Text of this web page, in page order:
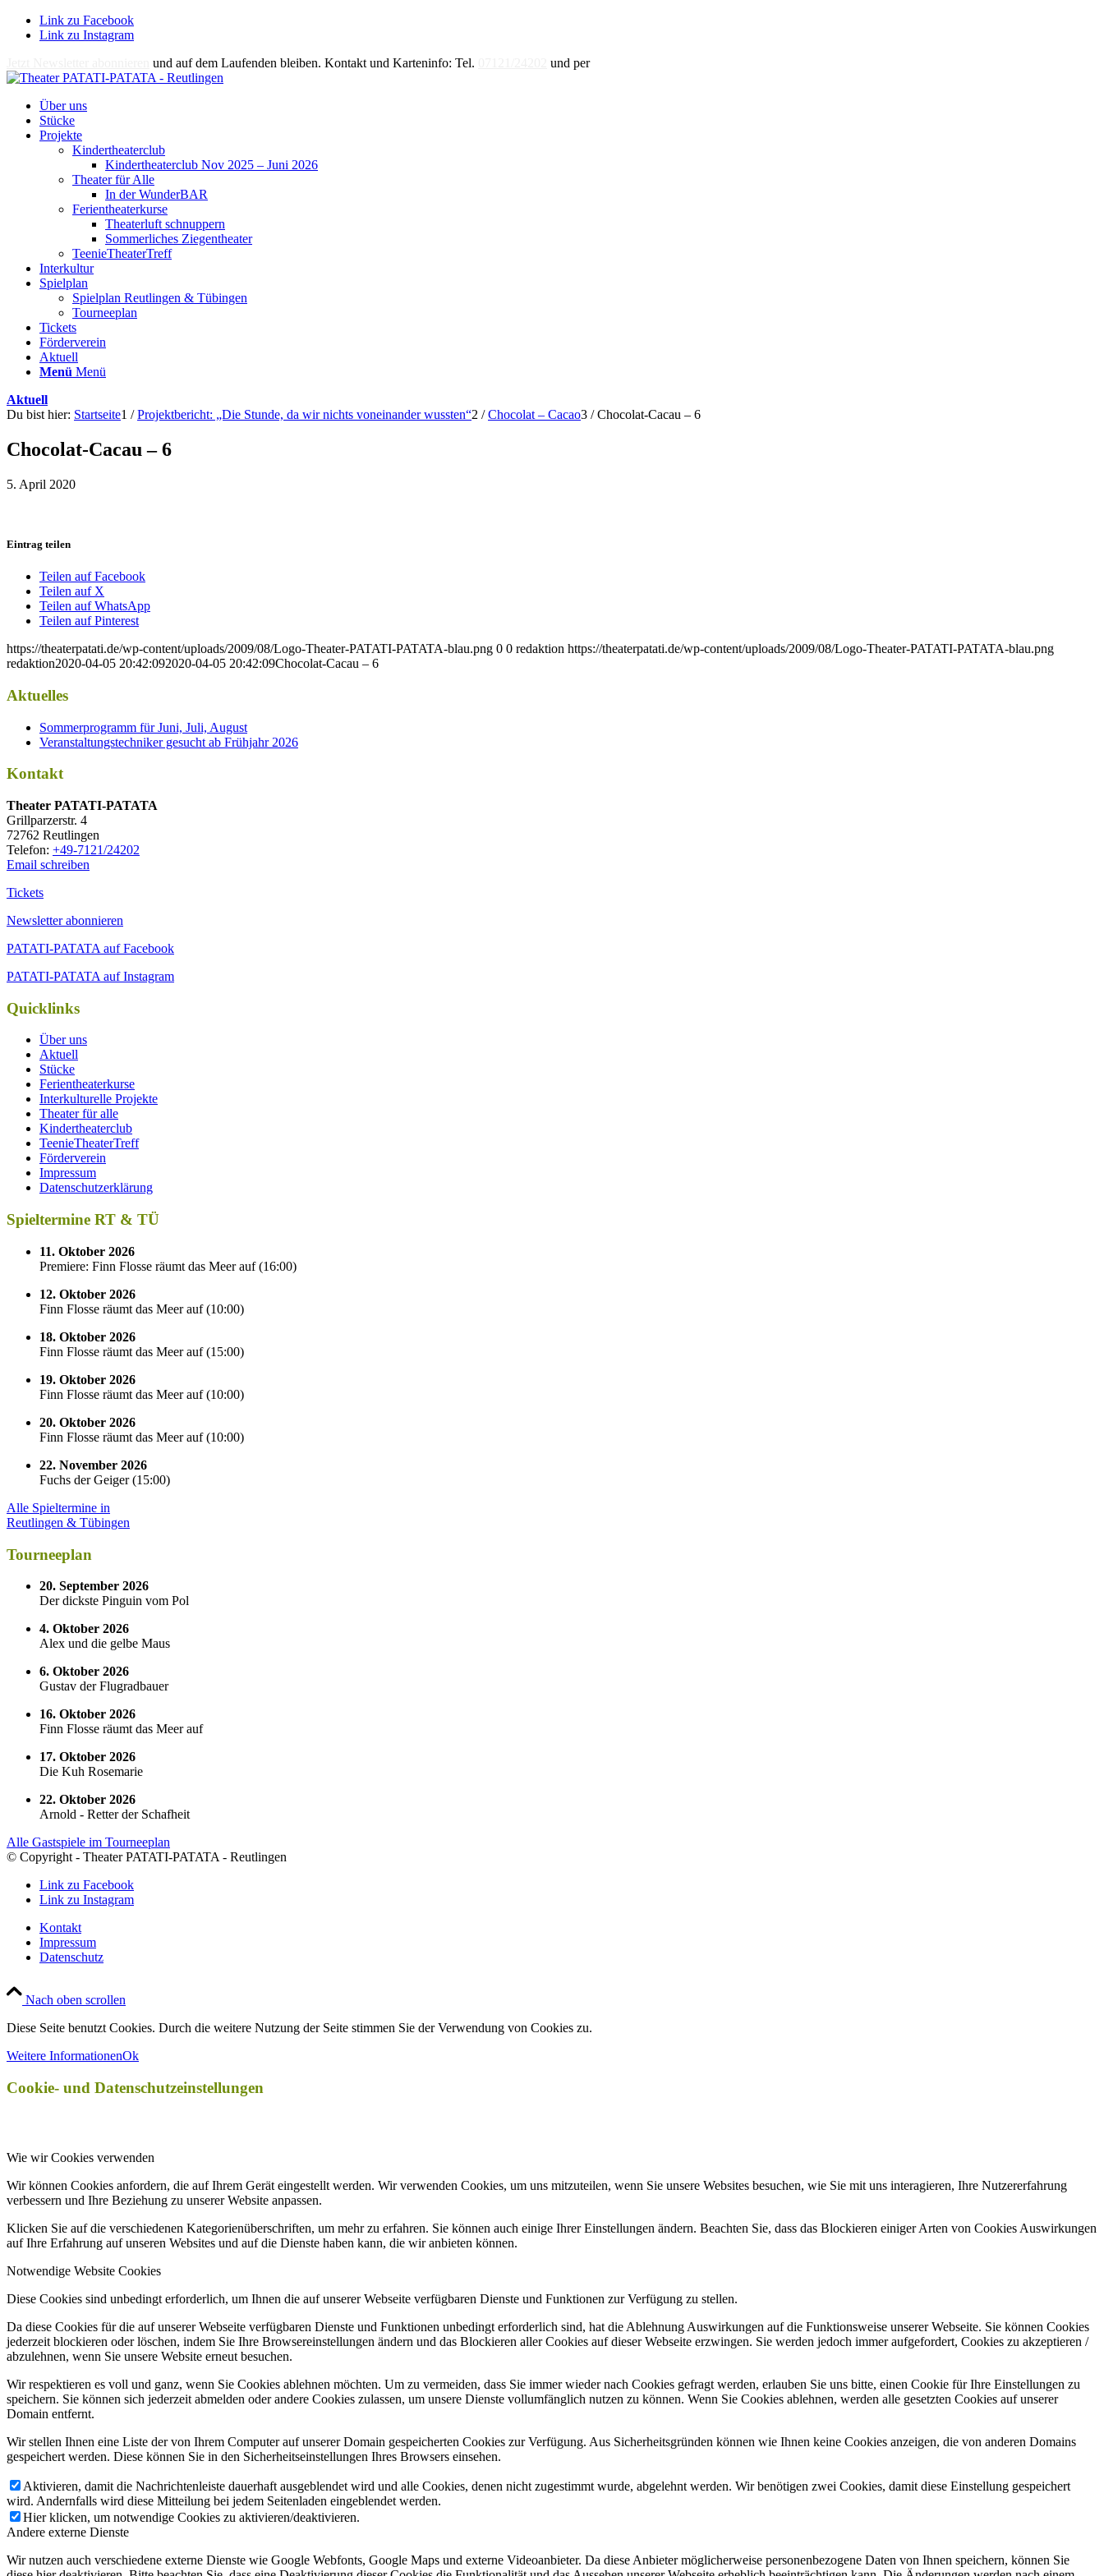
Link zu Facebook
Link zu Instagram
und auf dem Laufenden bleiben. Kontakt und Karteninfo: Tel. und per
Über uns
Stücke
Projekte
Kindertheaterclub
Kindertheaterclub Nov 2025 – Juni 2026
Theater für Alle
In der WunderBAR
Ferientheaterkurse
Theaterluft schnuppern
Sommerliches Ziegentheater
TeenieTheaterTreff
Interkultur
Spielplan
Spielplan Reutlingen & Tübingen
Tourneeplan
Tickets
Förderverein
Aktuell
Menü Menü
Aktuell
Du bist hier: Startseite1 / Projektbericht: „Die Stunde, da wir nichts voneinander wussten“2 / Chocolat – Cacao3 / Chocolat-Cacau – 6
Chocolat-Cacau – 6
5. April 2020
Eintrag teilen
Teilen auf Facebook
Teilen auf X
Teilen auf WhatsApp
Teilen auf Pinterest
https://theaterpatati.de/wp-content/uploads/2009/08/Logo-Theater-PATATI-PATATA-blau.png 0 0 redaktion https://theaterpatati.de/wp-content/uploads/2009/08/Logo-Theater-PATATI-PATATA-blau.png
redaktion2020-04-05 20:42:092020-04-05 20:42:09Chocolat-Cacau – 6
Aktuelles
Sommerprogramm für Juni, Juli, August
Veranstaltungstechniker gesucht ab Frühjahr 2026
Kontakt
Thea­ter PATATI-PATATA
Grill­par­zer­str. 4
72762 Reutlingen
Tele­fon: +49-7121/24202
Email schreiben
Tickets
Newsletter abonnieren
PATATI-PATATA auf Facebook
PATATI-PATATA auf Instagram
Quicklinks
Über uns
Aktuell
Stücke
Ferientheaterkurse
Interkulturelle Projekte
Theater für alle
Kindertheaterclub
TeenieTheaterTreff
Förderverein
Impressum
Datenschutzerklärung
Spieltermine RT & TÜ
11. Oktober 2026
Premiere: Finn Flosse räumt das Meer auf(16:00)
12. Oktober 2026
Finn Flosse räumt das Meer auf(10:00)
18. Oktober 2026
Finn Flosse räumt das Meer auf(15:00)
19. Oktober 2026
Finn Flosse räumt das Meer auf(10:00)
20. Oktober 2026
Finn Flosse räumt das Meer auf(10:00)
22. November 2026
Fuchs der Geiger(15:00)
Alle Spieltermine in
Reutlingen & Tübingen
Tourneeplan
20. September 2026
Der dickste Pinguin vom Pol
4. Oktober 2026
Alex und die gelbe Maus
6. Oktober 2026
Gustav der Flugradbauer
16. Oktober 2026
Finn Flosse räumt das Meer auf
17. Oktober 2026
Die Kuh Rosemarie
22. Oktober 2026
Arnold - Retter der Schafheit
Alle Gastspiele im Tourneeplan
© Copyright - Theater PATATI-PATATA - Reutlingen
Link zu Facebook
Link zu Instagram
Kontakt
Impressum
Datenschutz
Nach oben scrollen
Diese Seite benutzt Cookies. Durch die weitere Nutzung der Seite stimmen Sie der Verwendung von Cookies zu.
Weitere InformationenOk
Cookie- und Datenschutzeinstellungen
Wie wir Cookies verwenden
Wir können Cookies anfordern, die auf Ihrem Gerät eingestellt werden. Wir verwenden Cookies, um uns mitzuteilen, wenn Sie unsere Websites besuchen, wie Sie mit uns interagieren, Ihre Nutzererfahrung
verbessern und Ihre Beziehung zu unserer Website anpassen.
Klicken Sie auf die verschiedenen Kategorienüberschriften, um mehr zu erfahren. Sie können auch einige Ihrer Einstellungen ändern. Beachten Sie, dass das Blockieren einiger Arten von Cookies Auswirkungen
auf Ihre Erfahrung auf unseren Websites und auf die Dienste haben kann, die wir anbieten können.
Notwendige Website Cookies
Diese Cookies sind unbedingt erforderlich, um Ihnen die auf unserer Webseite verfügbaren Dienste und Funktionen zur Verfügung zu stellen.
Da diese Cookies für die auf unserer Webseite verfügbaren Dienste und Funktionen unbedingt erforderlich sind, hat die Ablehnung Auswirkungen auf die Funktionsweise unserer Webseite. Sie können Cookies
jederzeit blockieren oder löschen, indem Sie Ihre Browsereinstellungen ändern und das Blockieren aller Cookies auf dieser Webseite erzwingen. Sie werden jedoch immer aufgefordert, Cookies zu akzeptieren /
abzulehnen, wenn Sie unsere Website erneut besuchen.
Wir respektieren es voll und ganz, wenn Sie Cookies ablehnen möchten. Um zu vermeiden, dass Sie immer wieder nach Cookies gefragt werden, erlauben Sie uns bitte, einen Cookie für Ihre Einstellungen zu
speichern. Sie können sich jederzeit abmelden oder andere Cookies zulassen, um unsere Dienste vollumfänglich nutzen zu können. Wenn Sie Cookies ablehnen, werden alle gesetzten Cookies auf unserer
Domain entfernt.
Wir stellen Ihnen eine Liste der von Ihrem Computer auf unserer Domain gespeicherten Cookies zur Verfügung. Aus Sicherheitsgründen können wie Ihnen keine Cookies anzeigen, die von anderen Domains
gespeichert werden. Diese können Sie in den Sicherheitseinstellungen Ihres Browsers einsehen.
Aktivieren, damit die Nachrichtenleiste dauerhaft ausgeblendet wird und alle Cookies, denen nicht zugestimmt wurde, abgelehnt werden. Wir benötigen zwei Cookies, damit diese Einstellung gespeichert
wird. Andernfalls wird diese Mitteilung bei jedem Seitenladen eingeblendet werden.
Hier klicken, um notwendige Cookies zu aktivieren/deaktivieren.
Andere externe Dienste
Wir nutzen auch verschiedene externe Dienste wie Google Webfonts, Google Maps und externe Videoanbieter. Da diese Anbieter möglicherweise personenbezogene Daten von Ihnen speichern, können Sie